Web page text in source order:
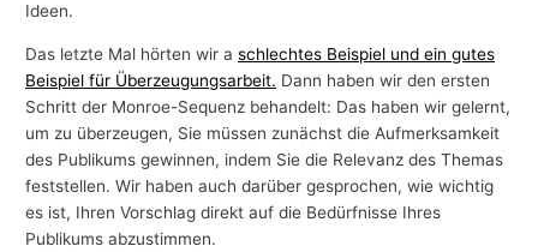
Ideen.
Das letzte Mal hörten wir aschlechtes Beispiel und ein gutes
Beispiel für Überzeugungsarbeit. Dann haben wir den ersten
Schritt der Monroe-Sequenz behandelt: Das haben wir gelernt,
um zu überzeugen, Sie müssen zunächst die Aufmerksamkeit
des Publikums gewinnen, indem Sie die Relevanz des Themas
feststellen. Wir haben auch darüber gesprochen, wie wichtig
es ist, Ihren Vorschlag direkt auf die Bedürfnisse Ihres
Publikums abzustimmen.